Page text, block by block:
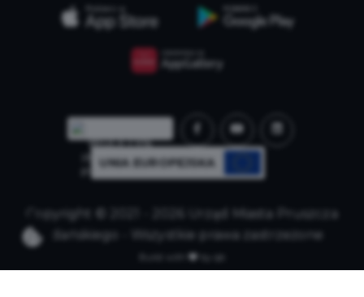
UNIA EUROPEJSKA
Copyright © 2021 - 2026 Urząd Miasta Pruszcza
Gdańskiego - Wszystkie prawa zastrzeżone